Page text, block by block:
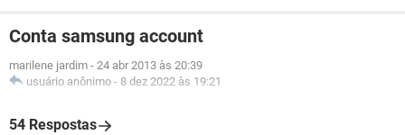
Conta samsung account
marilene jardim - 24 abr 2013 às 20:39
usuário anônimo - 8 dez 2022 às 19:21
54 Respostas